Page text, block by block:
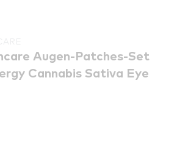
Augen-Patches-Set
Cannabis Sativa Eye